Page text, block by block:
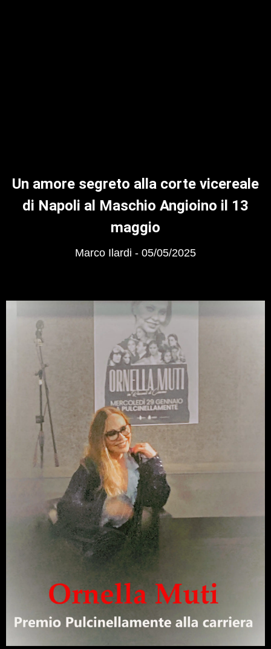
Un amore segreto alla corte vicereale
di Napoli al Maschio Angioino il 13
maggio
Marco Ilardi 05/05/2025